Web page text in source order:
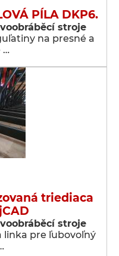
PÍLA DKP6.
stroje
na presné a
…
triediaca
stroje
pre ľubovoľný